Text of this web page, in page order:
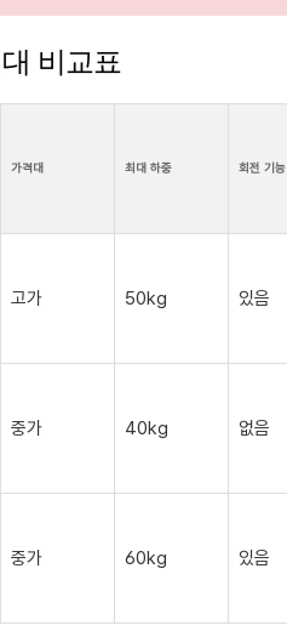
비교표
가격대 최대 하중 회전 기능
고가 50kg 있음
중가 40kg 없음
중가 60kg 있음